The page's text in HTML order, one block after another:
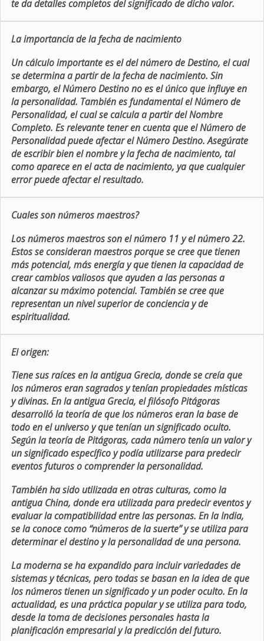
te da detalles completos del significado de dicho valor.
La importancia de la fecha de nacimiento
Un cálculo importante es el del número de Destino, el cual
se determina a partir de la fecha de nacimiento. Sin
embargo, el Número Destino no es el único que influye en
la personalidad. También es fundamental el Número de
Personalidad, el cual se calcula a partir del Nombre
Completo. Es relevante tener en cuenta que el Número de
Personalidad puede afectar el Número Destino. Asegúrate
de escribir bien el nombre y la fecha de nacimiento, tal
como aparece en el acta de nacimiento, ya que cualquier
error puede afectar el resultado.
Cuales son números maestros?
Los números maestros son el número 11 y el número 22.
Estos se consideran maestros porque se cree que tienen
más potencial, más energía y que tienen la capacidad de
crear cambios valiosos que ayuden a las personas a
alcanzar su máximo potencial. También se cree que
representan un nivel superior de conciencia y de
espiritualidad.
El origen:
Tiene sus raíces en la antigua Grecia, donde se creía que
los números eran sagrados y tenían propiedades místicas
y divinas. En la antigua Grecia, el filósofo Pitágoras
desarrolló la teoría de que los números eran la base de
todo en el universo y que tenían un significado oculto.
Según la teoría de Pitágoras, cada número tenía un valor y
un significado específico y podía utilizarse para predecir
eventos futuros o comprender la personalidad.
También ha sido utilizada en otras culturas, como la
antigua China, donde era utilizada para predecir eventos y
evaluar la compatibilidad entre las personas. En la India,
se la conoce como “números de la suerte” y se utiliza para
determinar el destino y la personalidad de una persona.
La moderna se ha expandido para incluir variedades de
sistemas y técnicas, pero todas se basan en la idea de que
los números tienen un significado y un poder oculto. En la
actualidad, es una práctica popular y se utiliza para todo,
desde la toma de decisiones personales hasta la
planificación empresarial y la predicción del futuro.